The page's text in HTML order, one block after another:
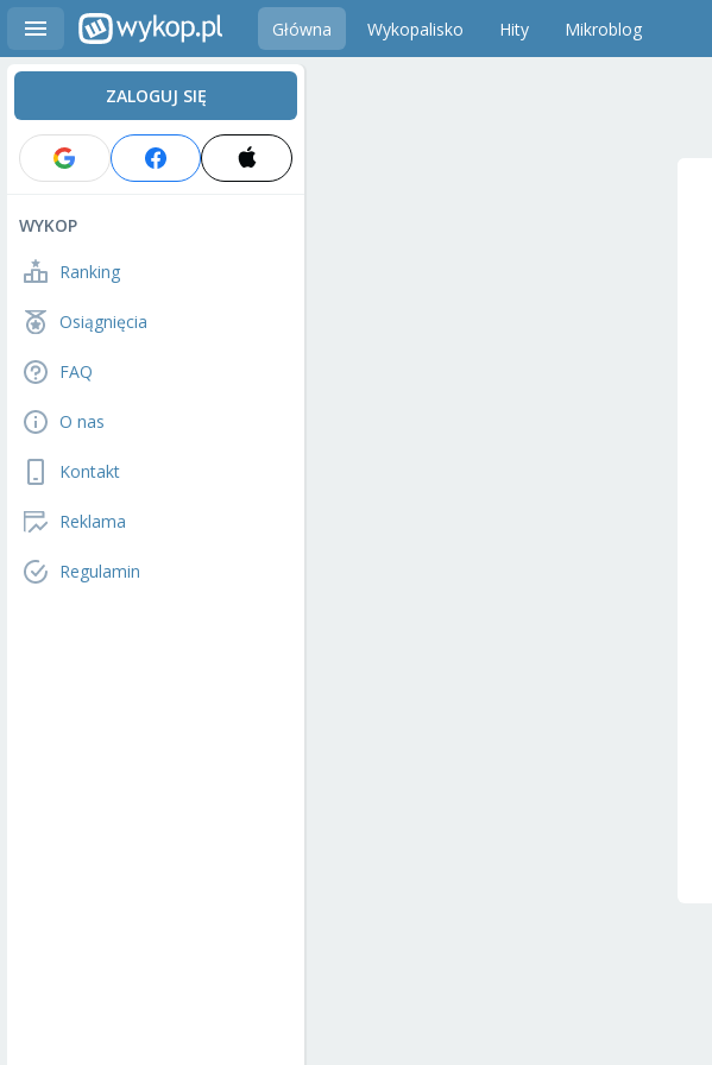
Główna Wykopalisko Hity Mikroblog
ZALOGUJ SIĘ
WYKOP
Ranking
Osiągnięcia
FAQ
O nas
Kontakt
Reklama
Regulamin